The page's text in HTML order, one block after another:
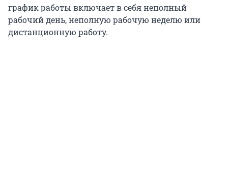
график работы включает в себя неполный
рабочий день, неполную рабочую неделю или
дистанционную работу.